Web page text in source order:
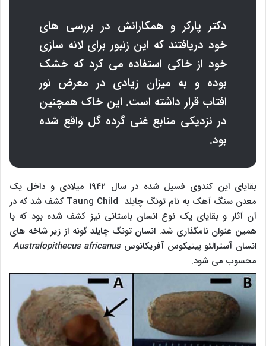
دکتر پارکر و همکارانش در بررسی های
خود دریافتند که این زنبور برای لانه سازی
خود از خاکی استفاده می کرد که خشک
بوده و به میزان زیادی در معرض نور
افتاب قرار داشته است. این خاک همچنین
در نزدیکی منابع غنی گرده گل واقع شده
بود.
بقایای این کندوی فسیل شده در سال ۱۹۴۲ میلادی و داخل یک
معدن سنگ آهک به نام تونگ چایلد Taung Child کشف شد که در
آن آثار و بقایای یک نوع انسان باستانی نیز کشف شده بود که با
همین عنوان نامگذاری شد. انسان تونگ چایلد گونه از زیر شاخه های
انسان آسترالئو پیتیکوس آفریکانوسAustralopithecus africanus
محسوب می شود.